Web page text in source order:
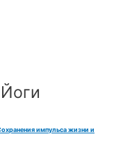
импульса жизни и